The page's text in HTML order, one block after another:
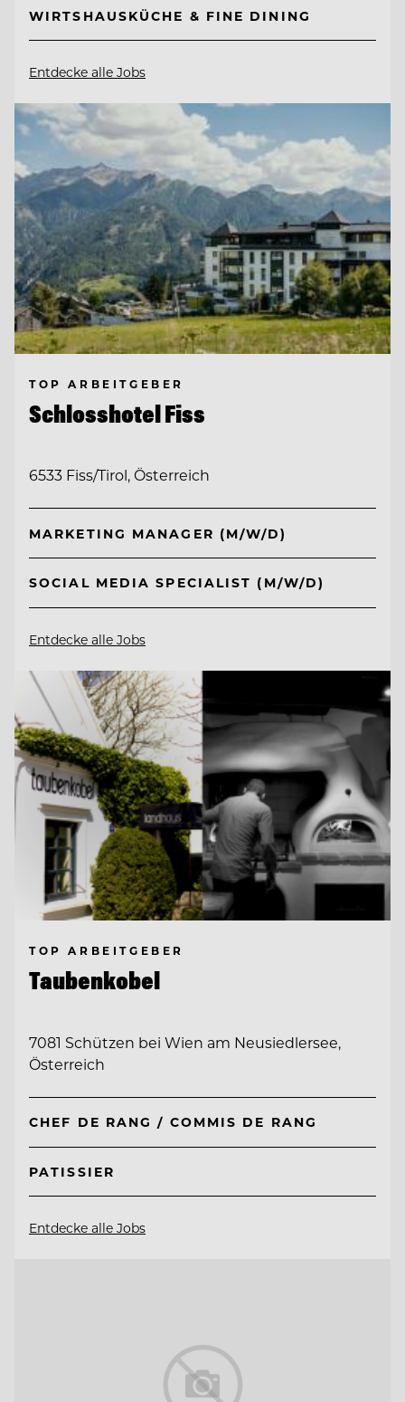
WIRTSHAUSKÜCHE & FINE DINING
Entdecke alle Jobs
TOP ARBEITGEBER
Schlosshotel Fiss
6533 Fiss/Tirol, Österreich
MARKETING MANAGER (M/W/D)
SOCIAL MEDIA SPECIALIST (M/W/D)
Entdecke alle Jobs
TOP ARBEITGEBER
Taubenkobel
7081 Schützen bei Wien am Neusiedlersee,
Österreich
CHEF DE RANG / COMMIS DE RANG
PATISSIER
Entdecke alle Jobs